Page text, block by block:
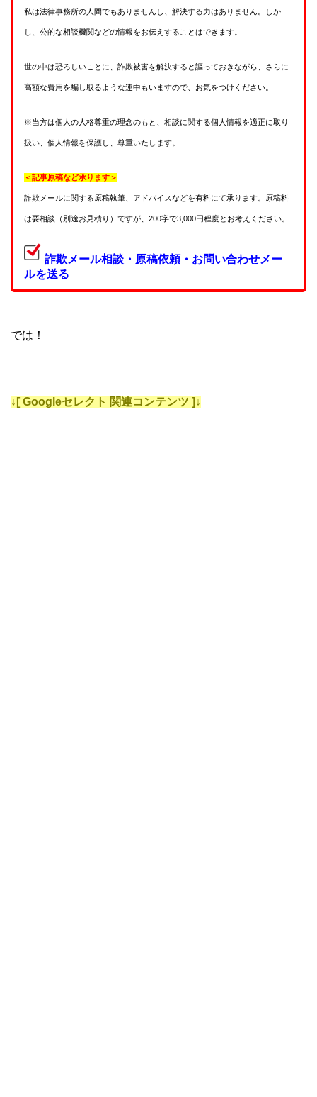
私は法律事務所の人間でもありませんし、解決する力はありません。しか
し、公的な相談機関などの情報をお伝えすることはできます。
世の中は恐ろしいことに、詐欺被害を解決すると謳っておきながら、さらに
高額な費用を騙し取るような連中もいますので、お気をつけください。
※当方は個人の人格尊重の理念のもと、相談に関する個人情報を適正に取り
扱い、個人情報を保護し、尊重いたします。
＜記事原稿など承ります＞
詐欺メールに関する原稿執筆、アドバイスなどを有料にて承ります。原稿料
は要相談（別途お見積り）ですが、200字で3,000円程度とお考えください。
詐欺メール相談・原稿依頼・お問い合わせメー
ルを送る
では！
↓[ Googleセレクト 関連コンテンツ ]↓